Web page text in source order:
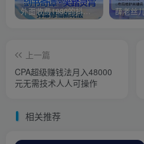
外面收费1980的抖音武动时空直播项目，无需真人出镜，实时互动直播【软件+详细教程】
上一篇
CPA超级赚钱法月入48000
元无需技术人人可操作
相关推荐